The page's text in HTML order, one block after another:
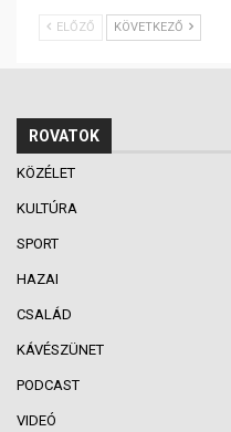
ELŐZŐ KÖVETKEZŐ
ROVATOK
KÖZÉLET
KULTÚRA
SPORT
HAZAI
CSALÁD
KÁVÉSZÜNET
PODCAST
VIDEÓ